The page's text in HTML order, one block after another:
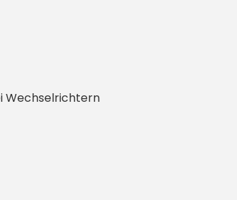
Wechselrichtern